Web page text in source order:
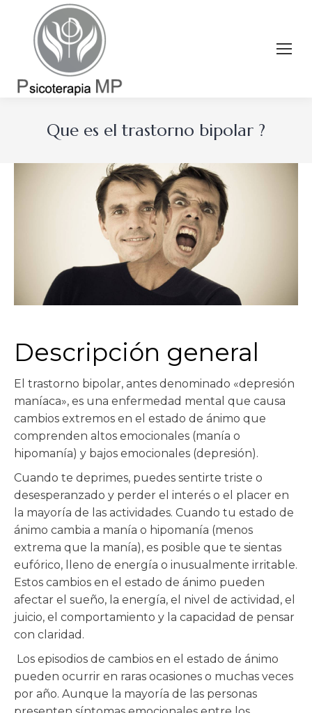
Que es el trastorno bipolar ?
Descripción general
El trastorno bipolar, antes denominado «depresión
maníaca», es una enfermedad mental que causa
cambios extremos en el estado de ánimo que
comprenden altos emocionales (manía o
hipomanía) y bajos emocionales (depresión).
Cuando te deprimes, puedes sentirte triste o
desesperanzado y perder el interés o el placer en
la mayoría de las actividades. Cuando tu estado de
ánimo cambia a manía o hipomanía (menos
extrema que la manía), es posible que te sientas
eufórico, lleno de energía o inusualmente irritable.
Estos cambios en el estado de ánimo pueden
afectar el sueño, la energía, el nivel de actividad, el
juicio, el comportamiento y la capacidad de pensar
con claridad.
Los episodios de cambios en el estado de ánimo
pueden ocurrir en raras ocasiones o muchas veces
por año. Aunque la mayoría de las personas